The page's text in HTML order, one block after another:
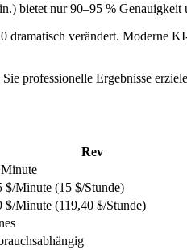
bietet nur 90–95 % Genauigkeit
dramatisch verändert. Moderne
professionelle Ergebnisse
Rev
$/Minute (15 $/Stunde)
$/Minute (119,40 $/Stunde)